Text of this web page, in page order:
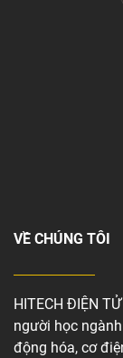
VỀ CHÚNG TÔI
HITECH ĐIỆN
người học
động hóa, cơ